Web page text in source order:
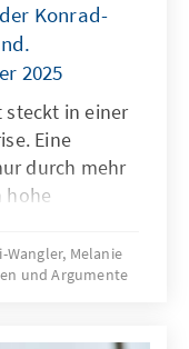
Konrad-
2025
steckt in einer
Eine
durch mehr
hohe
erheblich.
es einer
Wangler, Melanie
und Argumente